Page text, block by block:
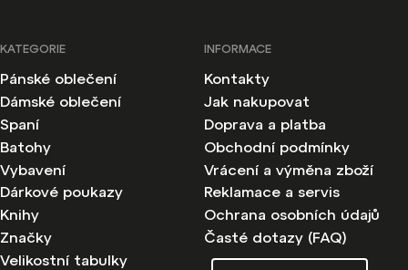
KATEGORIE
Pánské oblečení
Dámské oblečení
Spaní
Batohy
Vybavení
Dárkové poukazy
Knihy
Značky
Velikostní tabulky
INFORMACE
Kontakty
Jak nakupovat
Doprava a platba
Obchodní podmínky
Vrácení a výměna zboží
Reklamace a servis
Ochrana osobních údajů
Časté dotazy (FAQ)